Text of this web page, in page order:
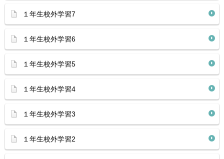
１年生校外学習7
１年生校外学習6
１年生校外学習5
１年生校外学習4
１年生校外学習3
１年生校外学習2